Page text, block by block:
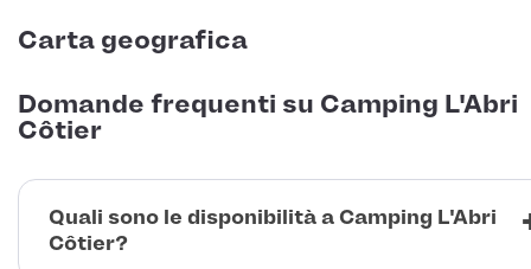
Carta geografica
Domande frequenti su Camping L'Abri
Côtier
Quali sono le disponibilità a Camping L'Abri
Côtier?